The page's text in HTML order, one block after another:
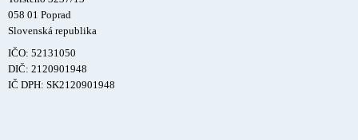
058 01 Poprad
Slovenská republika
IČO: 52131050
DIČ: 2120901948
IČ DPH: SK2120901948